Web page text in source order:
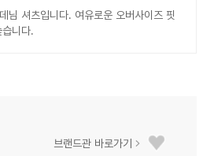
님 셔츠입니다. 여유로운 오버사이즈 핏
니다.
브랜드관 바로가기